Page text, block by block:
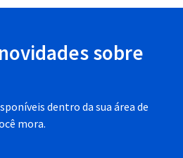
sobre
dentro da sua área de
mora.